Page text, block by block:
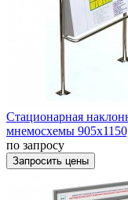
Стационарная
мнемосхемы
по запросу
Запросить цены